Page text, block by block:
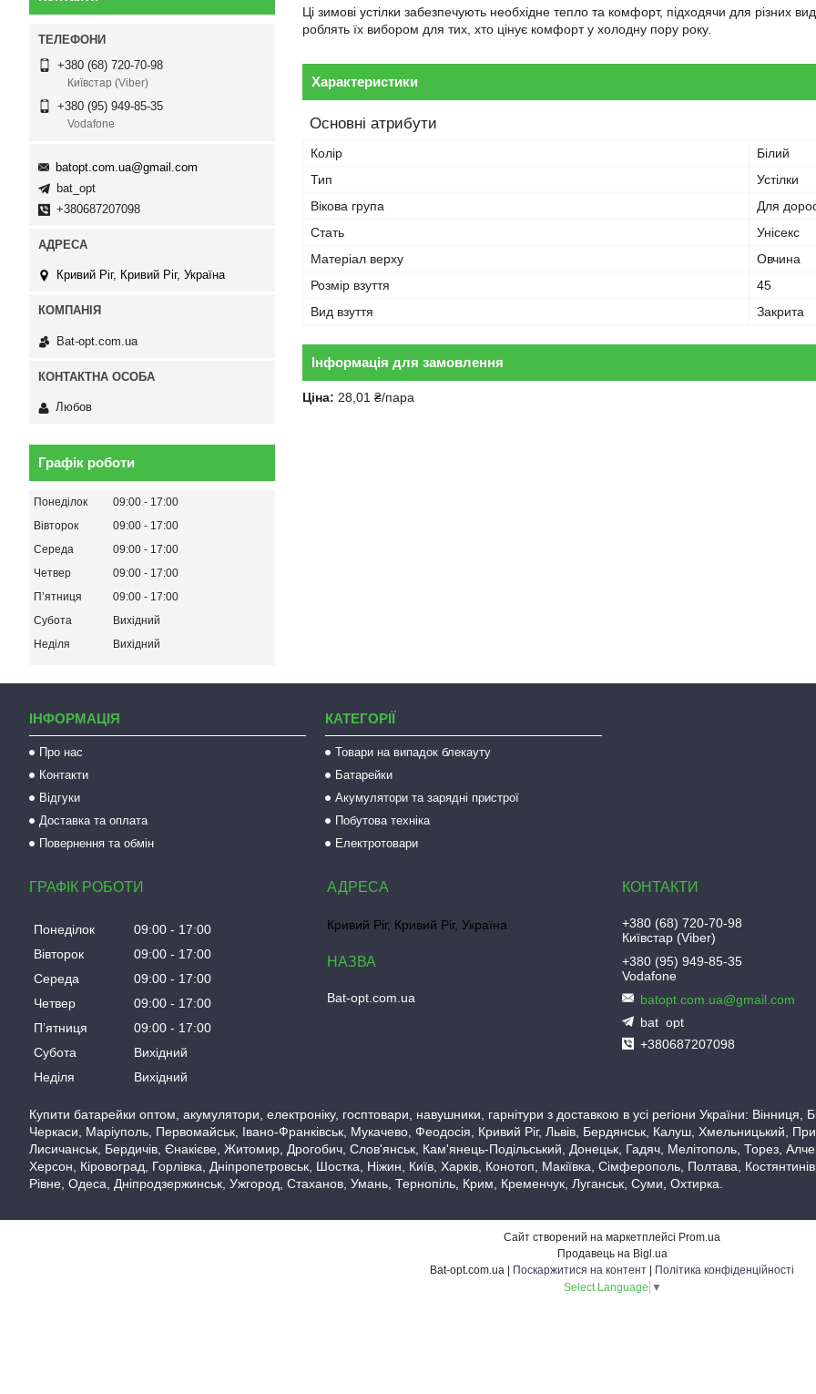
Ці зимові устілки забезпечують необхідне тепло та комфорт, підходячи для різних
роблять їх вибором для тих, хто цінує комфорт у холодну пору року.
Характеристики
Основні атрибути
Колір
Білий
Тип
Устілки
Вікова група
Для
Стать
Унісекс
Матеріал верху
Овчина
Розмір взуття
45
Вид взуття
Закрита
Інформація для замовлення
Ціна: 28,01 ₴/пара
+380 (68) 720-70-98
Київстар (Viber)
+380 (95) 949-85-35
Vodafone
batopt.com.ua@gmail.com
bat_opt
+380687207098
Кривий Ріг, Кривий Ріг, Україна
Bat-opt.com.ua
Любов
Графік роботи
Понеділок 09:00
17:00
Вівторок
09:00
17:00
Середа
09:00
17:00
Четвер
09:00
17:00
Пʼятниця
09:00
17:00
Субота
Вихідний
Неділя
Вихідний
ІНФОРМАЦІЯ
Про нас
Контакти
Відгуки
Доставка та оплата
Повернення та обмін
КАТЕГОРІЇ
Товари на випадок блекауту
Батарейки
Акумулятори та зарядні пристрої
Побутова техніка
Електротовари
ГРАФІК РОБОТИ
Понеділок 09:00
17:00
Вівторок
09:00
17:00
Середа
09:00
17:00
Четвер
09:00
17:00
Пʼятниця
09:00
17:00
Субота
Вихідний
Неділя
Вихідний
Кривий Ріг, Кривий Ріг, Україна
Bat-opt.com.ua
+380 (68) 720-70-98
Київстар (Viber)
+380 (95) 949-85-35
Vodafone
batopt.com.ua@gmail.com
bat_opt
+380687207098
Купити батарейки оптом, акумулятори, електроніку, госптовари, навушники, гарнітури з доставкою в усі регіони України:
Черкаси, Маріуполь, Первомайськ, Івано-Франківськ, Мукачево, Феодосія, Кривий Ріг, Львів, Бердянськ, Калуш, Хмельницький,
Лисичанськ, Бердичів, Єнакієве, Житомир, Дрогобич, Слов'янськ, Кам'янець-Подільський, Донецьк, Гадяч, Мелітополь, Торез,
Херсон, Кіровоград, Горлівка, Дніпропетровськ, Шостка, Ніжин, Київ, Харків, Конотоп, Макіївка, Сімферополь, Полтава,
Рівне, Одеса, Дніпродзержинськ, Ужгород, Стаханов, Умань, Тернопіль, Крим, Кременчук, Луганськ, Суми, Охтирка.
Сайт створений на маркетплейсі Prom.ua
Продавець на Bigl.ua
Поскаржитися на контент
Політика конфіденційності
Select Language ▼